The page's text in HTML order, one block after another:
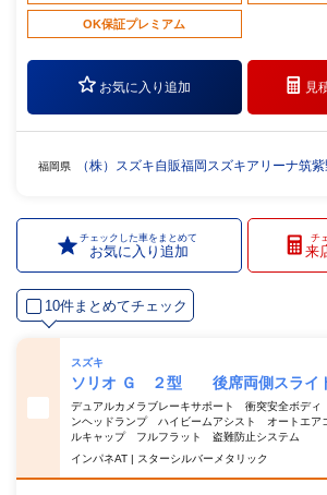
OK保証プレミアム
お気に入り追加 見
福岡県 （株）スズキ自販福岡スズキアリーナ筑
チェックした車をまとめて
お気に入り追加
チ
来
10件まとめてチェック
スズキ
ソリオ Ｇ ２型 後席両側スライ
デュアルカメラブレーキサポート 衝突安全ボデ
ンヘッドランプ ハイビームアシスト オートエ
ルキャップ フルフラット 盗難防止システム
インパネAT | スターシルバーメタリック